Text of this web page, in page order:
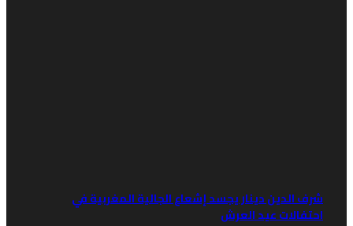
الدين دينار يجسد إشعاع الجالية المغربية في
عيد العرش